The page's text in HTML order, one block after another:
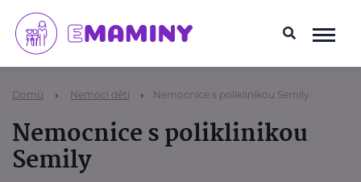
Domů Nemoci dětí Nemocnice s poliklinikou Semily
Nemocnice s poliklinikou
Semily